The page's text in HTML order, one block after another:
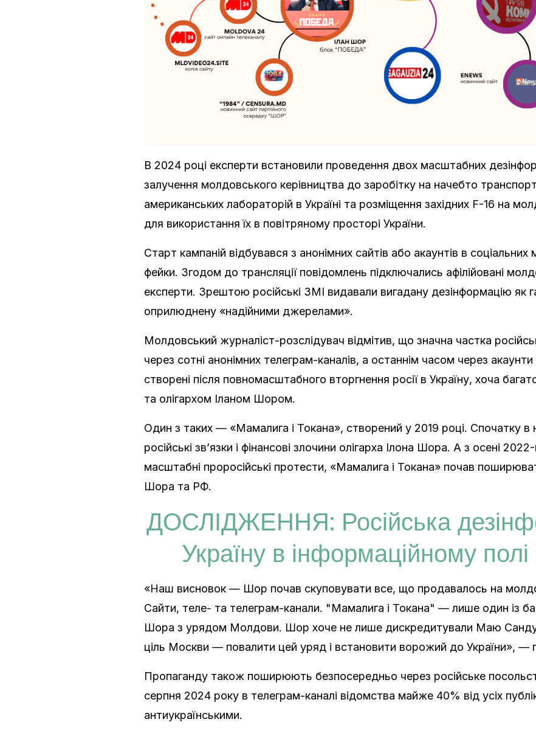
В 2024 році експерти встановили проведення двох масштабних
залучення молдовського керівництва до заробітку на начебто
американських лабораторій в Україні та розміщення західних F-16 на
для використання їх в повітряному просторі України.
Старт кампаній відбувався з анонімних сайтів або акаунтів в
фейки. Згодом до трансляції повідомлень підключались афілійовані
експерти. Зрештою російські ЗМІ видавали вигадану дезінформацію як
оприлюднену «надійними джерелами».
Молдовський журналіст-розслідувач відмітив, що значна частка
через сотні анонімних телеграм-каналів, а останнім часом через
створені після повномасштабного вторгнення росії в Україну, хоча
та олігархом Іланом Шором.
Один з таких — «Мамалига і Токана», створений у 2019 році. Спочатку в
російські зв’язки і фінансові злочини олігарха Ілона Шора. А з осені
масштабні проросійські протести, «Мамалига і Токана» почав
Шора та РФ.
ДОСЛІДЖЕННЯ: Російська
Україну в інформаційному
«Наш висновок — Шор почав скуповувати все, що продавалось на
Сайти, теле- та телеграм-канали. "Мамалига і Токана" — лише один із
Шора з урядом Молдови. Шор хоче не лише дискредитували Маю Санду
ціль Москви — повалити цей уряд і встановити ворожий до України»,
Пропаганду також поширюють безпосередньо через російське
серпня 2024 року в телеграм-каналі відомства майже 40% від усіх
антиукраїнськими.